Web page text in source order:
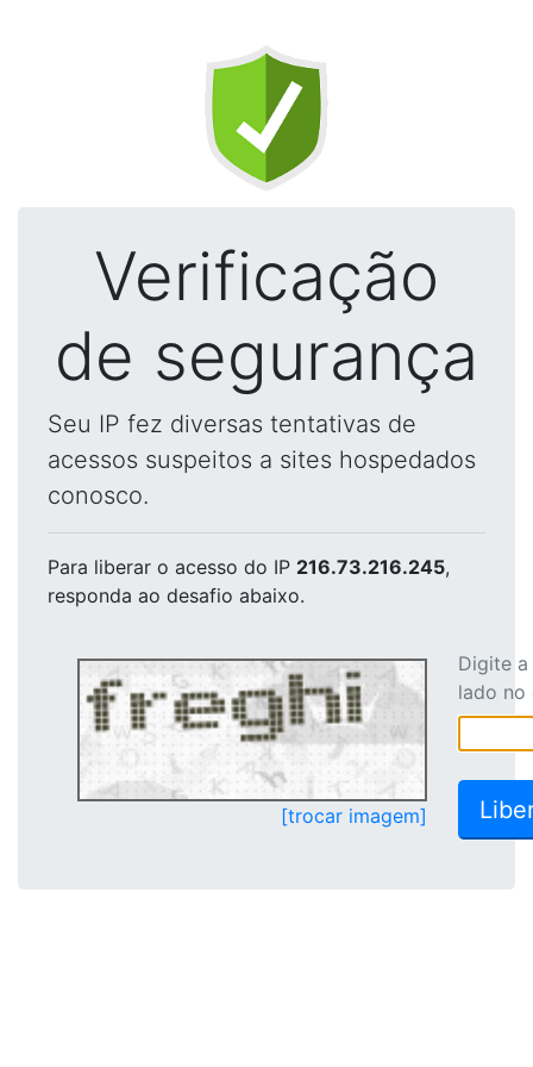
Verificação
de segurança
Seu IP fez diversas tentativas de
acessos suspeitos a sites hospedados
conosco.
Para liberar o acesso do IP 216.73.216.245,
responda ao desafio abaixo.
[trocar imagem]
Digite
lado no